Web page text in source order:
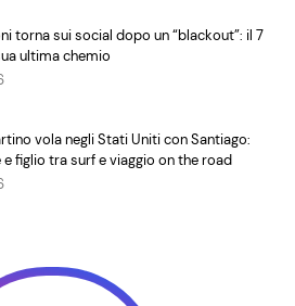
torna sui social dopo un “blackout”: il 7
ultima chemio
vola negli Stati Uniti con Santiago:
figlio tra surf e viaggio on the road